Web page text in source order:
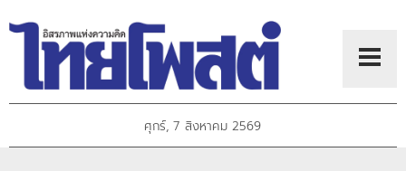
ศุกร์, 7 สิงหาคม 2569